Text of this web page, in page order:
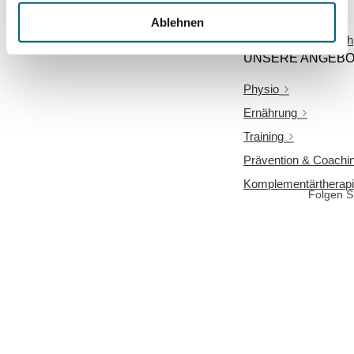
Ablehnen
info@meriansante.ch
UNSERE
Physio
Ernährung
Training
Prävention &
Folgen